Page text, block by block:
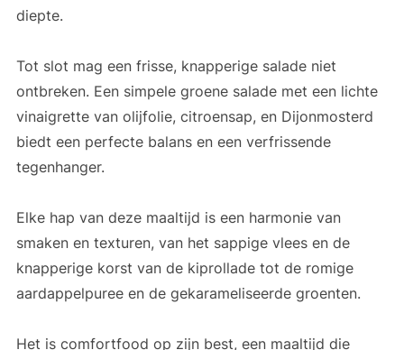
diepte.
Tot slot mag een frisse, knapperige salade niet
ontbreken. Een simpele groene salade met een lichte
vinaigrette van olijfolie, citroensap, en Dijonmosterd
biedt een perfecte balans en een verfrissende
tegenhanger.
Elke hap van deze maaltijd is een harmonie van
smaken en texturen, van het sappige vlees en de
knapperige korst van de kiprollade tot de romige
aardappelpuree en de gekarameliseerde groenten.
Het is comfortfood op zijn best, een maaltijd die